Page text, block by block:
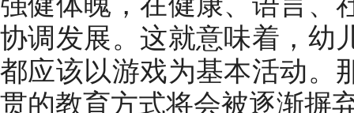
协调发展。这就意味着，幼
都应该以游戏为基本活动。
贯的教育方式将会被逐渐摒